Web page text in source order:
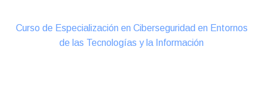
Curso de Especialización en Ciberseguridad en Entornos
de las Tecnologías y la Información